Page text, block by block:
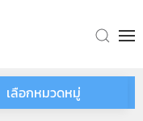
เลือกหมวดหมู่